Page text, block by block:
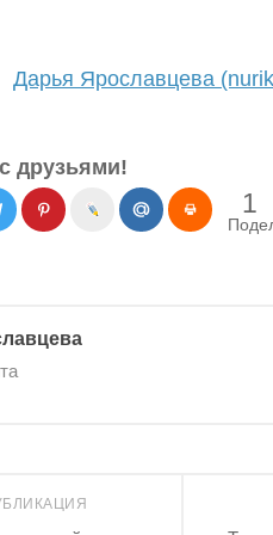
Дарья Ярославцева
друзьями!
1